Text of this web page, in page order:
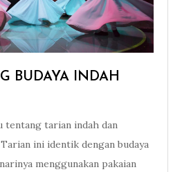
BUDAYA INDAH
tentang tarian indah dan
ini identik dengan budaya
menggunakan pakaian